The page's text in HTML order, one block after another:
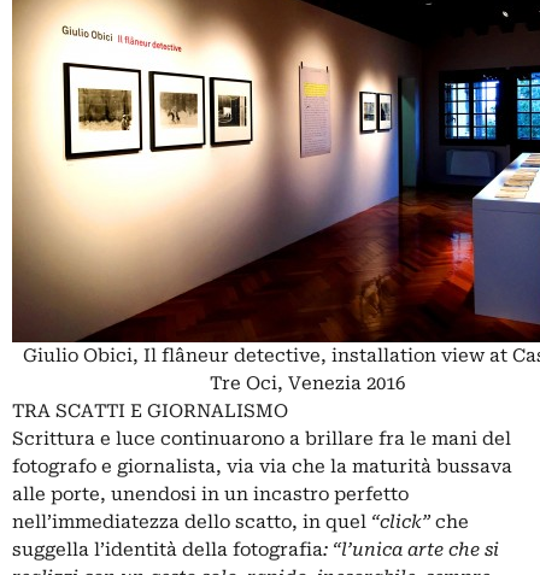
Giulio Obici, Il flâneur detective, installation view at
Tre Oci, Venezia 2016
TRA SCATTI E GIORNALISMO
Scrittura e luce continuarono a brillare fra le mani del
fotografo e giornalista, via via che la maturità bussava
alle porte, unendosi in un incastro perfetto
nell’immediatezza dello scatto, in quel “click” che
suggella l’identità della fotografia: “l’unica arte che si